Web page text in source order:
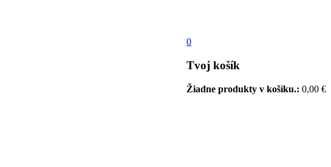
0
Tvoj košík
Žiadne produkty v košíku.: 0,00 €